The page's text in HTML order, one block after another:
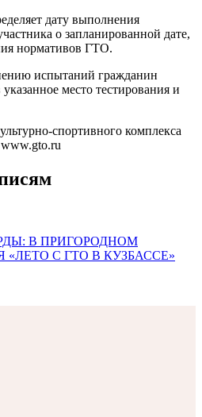
дату выполнения
о запланированной дате,
нормативов ГТО.
испытаний гражданин
место тестирования и
спортивного комплекса
В ПРИГОРОДНОМ
С ГТО В КУЗБАССЕ»